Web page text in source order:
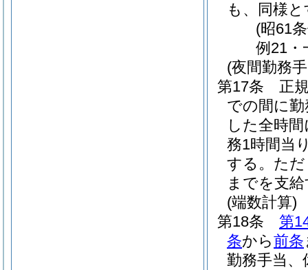
も、同様
(昭61
例21・
(夜間勤務
第17条
正
での間に
した全時
務1時間当
する。 た
までを支
(端数計算)
第18条
第
条から前条
勤務手当、